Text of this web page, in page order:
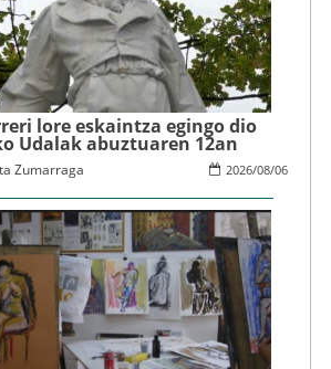
lore eskaintza egingo dio
Udalak abuztuaren 12an
2026/08/06
Zumarraga